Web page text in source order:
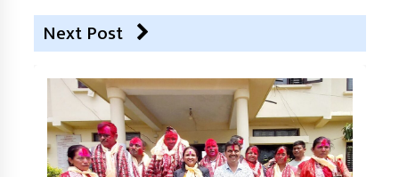
Next Post